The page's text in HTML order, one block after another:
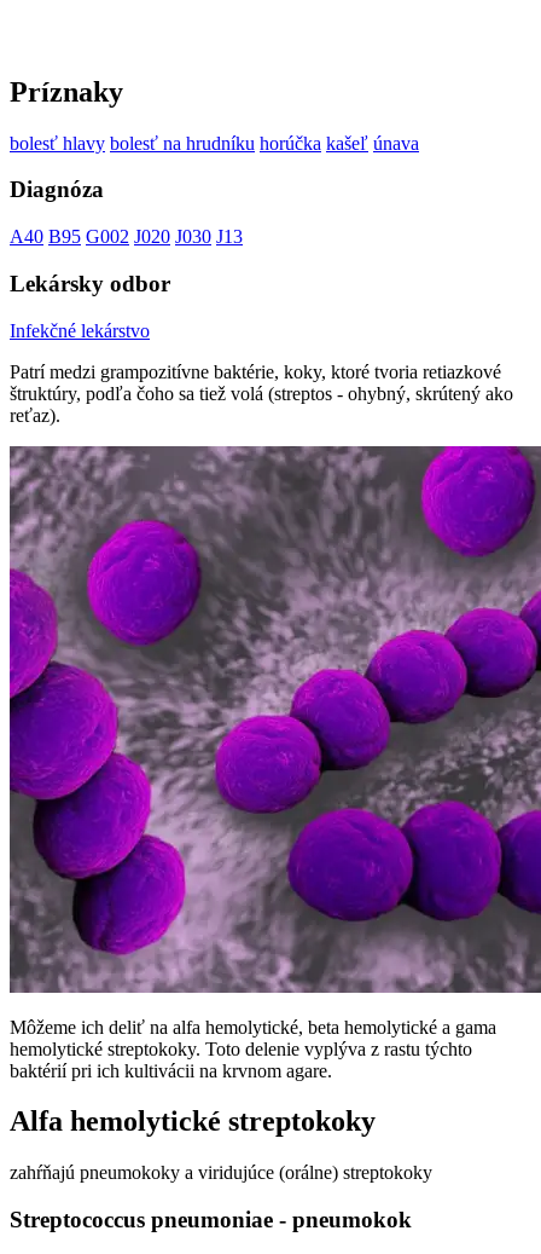
Príznaky
bolesť hlavy bolesť na hrudníku horúčka kašeľ únava
Diagnóza
A40 B95 G002 J020 J030 J13
Lekársky odbor
Infekčné lekárstvo
Patrí medzi grampozitívne baktérie, koky, ktoré tvoria retiazkové
štruktúry, podľa čoho sa tiež volá (streptos - ohybný, skrútený ako
reťaz).
Môžeme ich deliť na alfa hemolytické, beta hemolytické a gama
hemolytické streptokoky. Toto delenie vyplýva z rastu týchto
baktérií pri ich kultivácii na krvnom agare.
Alfa hemolytické streptokoky
zahŕňajú pneumokoky a viridujúce (orálne) streptokoky
Streptococcus pneumoniae - pneumokok